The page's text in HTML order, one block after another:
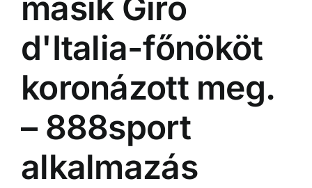
d'Italia-főnököt
koronázott meg.
– 888sport
alkalmazás